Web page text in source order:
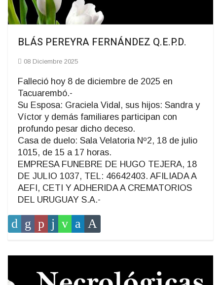
BLÁS PEREYRA FERNÁNDEZ Q.E.P.D.
08 Diciembre 2025
Falleció hoy 8 de diciembre de 2025 en
Tacuarembó.-
Su Esposa: Graciela Vidal, sus hijos: Sandra y
Víctor y demás familiares participan con
profundo pesar dicho deceso.
Casa de duelo: Sala Velatoria Nº2, 18 de julio
1015, de 15 a 17 horas.
EMPRESA FUNEBRE DE HUGO TEJERA, 18
DE JULIO 1037, TEL: 46642403. AFILIADA A
AEFI, CETI Y ADHERIDA A CREMATORIOS
DEL URUGUAY S.A.-